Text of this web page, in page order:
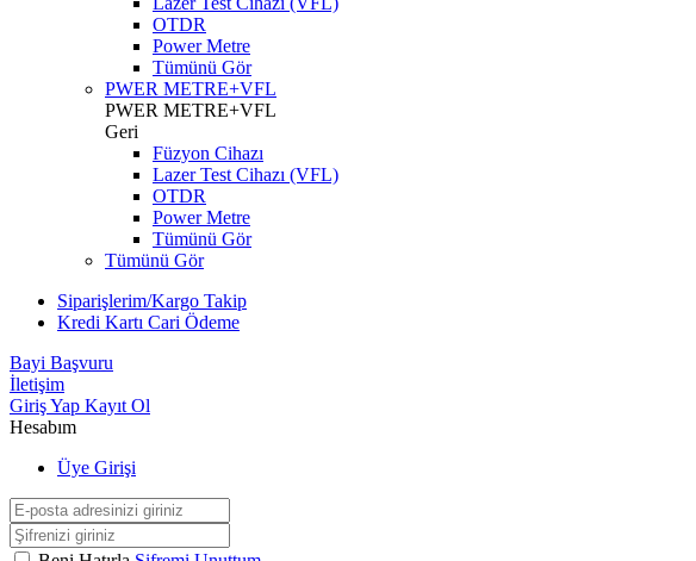
OTDR
Power Metre
Tümünü Gör
PWER METRE+VFL
PWER METRE+VFL
Geri
Füzyon Cihazı
Lazer Test Cihazı (VFL)
OTDR
Power Metre
Tümünü Gör
Tümünü Gör
Siparişlerim/Kargo Takip
Kredi Kartı Cari Ödeme
Bayi Başvuru
İletişim
Giriş Yap Kayıt Ol
Hesabım
Üye Girişi